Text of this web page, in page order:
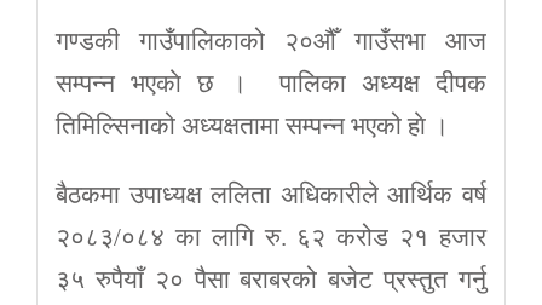
गण्डकी गाउँपालिकाको २०औँ गाउँसभा आज
सम्पन्न भएकाे छ । पालिका अध्यक्ष दीपक
तिमिल्सिनाको अध्यक्षतामा सम्पन्न भएको हाे ।
बैठकमा उपाध्यक्ष ललिता अधिकारीले आर्थिक वर्ष
२०८३/०८४ का लागि रु. ६२ करोड २१ हजार
३५ रुपैयाँ २० पैसा बराबरको बजेट प्रस्तुत गर्नु